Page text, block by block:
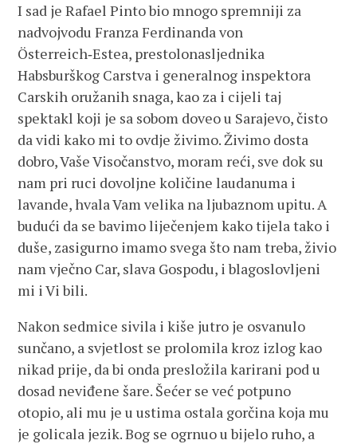
I sad je Rafael Pinto bio mnogo spremniji za
nadvojvodu Franza Ferdinanda von
Österreich‑Estea, prestolonasljednika
Habsburškog Carstva i generalnog inspektora
Carskih oružanih snaga, kao za i cijeli taj
spektakl koji je sa sobom doveo u Sarajevo, čisto
da vidi kako mi to ovdje živimo. Živimo dosta
dobro, Vaše Visočanstvo, moram reći, sve dok su
nam pri ruci dovoljne količine laudanuma i
lavande, hvala Vam velika na ljubaznom upitu. A
budući da se bavimo liječenjem kako tijela tako i
duše, zasigurno imamo svega što nam treba, živio
nam vječno Car, slava Gospodu, i blagoslovljeni
mi i Vi bili.
Nakon sedmice sivila i kiše jutro je osvanulo
sunčano, a svjetlost se prolomila kroz izlog kao
nikad prije, da bi onda presložila karirani pod u
dosad neviđene šare. Šećer se već potpuno
otopio, ali mu je u ustima ostala gorčina koja mu
je golicala jezik. Bog se ogrnuo u bijelo ruho, a